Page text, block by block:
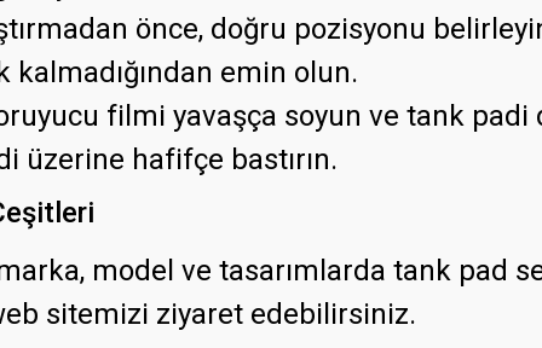
önce, doğru pozisyonu
emin olun.
filmi yavaşça soyun ve tank padi
üzerine hafifçe bastırın.
model ve tasarımlarda tank pad
sitemizi ziyaret edebilirsiniz.